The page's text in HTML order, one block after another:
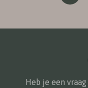
Heb je een